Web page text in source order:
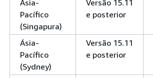
Ásia-
Pacífico
(Singapura)
Versão 15.11
e posterior
Ásia-
Pacífico
(Sydney)
Versão 15.11
e posterior